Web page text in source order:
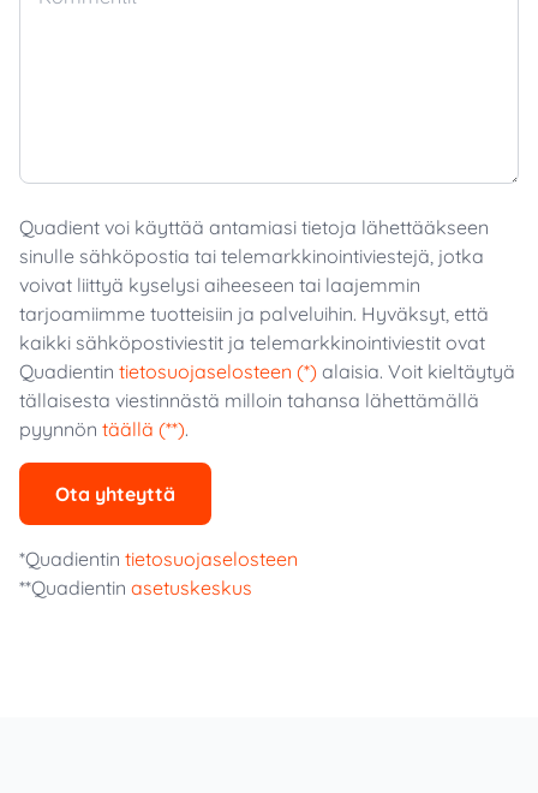
Quadient voi käyttää antamiasi tietoja lähettääkseen
sinulle sähköpostia tai telemarkkinointiviestejä, jotka
voivat liittyä kyselysi aiheeseen tai laajemmin
tarjoamiimme tuotteisiin ja palveluihin. Hyväksyt, että
kaikki sähköpostiviestit ja telemarkkinointiviestit ovat
Quadientin tietosuojaselosteen (*) alaisia. Voit kieltäytyä
tällaisesta viestinnästä milloin tahansa lähettämällä
pyynnön täällä (**).
Ota yhteyttä
*Quadientin tietosuojaselosteen
**Quadientin asetuskeskus